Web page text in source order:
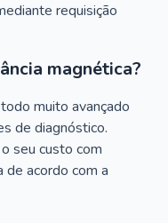
requisição
magnética?
muito avançado
de diagnóstico.
seu custo com
de acordo com a